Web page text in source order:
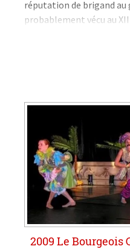
réputation de brigand au
probablement vécu au
mais les historiens
2009 Le